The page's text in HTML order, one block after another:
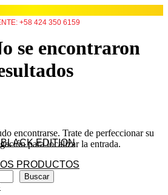
+58 424 350 6159
EDITION
PRODUCTOS
se encontraron
encontrarse. Trate de perfeccionar su
para localizar la entrada.
Buscar